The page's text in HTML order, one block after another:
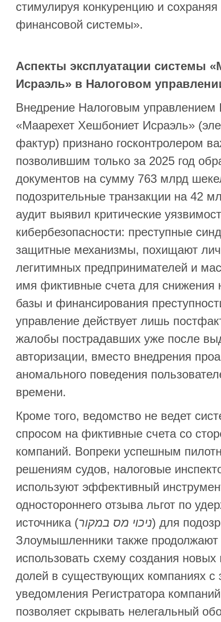
стимулируя конкуренцию и сохраняя
финансовой системы».
Аспекты эксплуатации системы
Исраэль» в Налоговом
Внедрение Налоговым управлением
«Маарехет Хешбониет Исраэль»
фактур) признано госконтролером
позволившим только за 2025 год
документов на сумму 763 млрд
подозрительные транзакции на 42
аудит выявил критические
кибербезопасности: преступные
защитные механизмы, похищают
легитимных предпринимателей и
имя фиктивные счета для снижения
базы и финансирования
управление действует лишь
жалобы пострадавших уже после
авторизации, вместо внедрения
аномального поведения
времени.
Кроме того, ведомство не ведет
спросом на фиктивные счета со
компаний. Вопреки успешным
решениям судов, налоговые
используют эффективный
одностороннего отзыва льгот по
источника (ניכוי מס במקור) для
Злоумышленники также продолжают
использовать схему создания
долей в существующих компаниях с
уведомления Регистратора
позволяет скрывать нелегальный